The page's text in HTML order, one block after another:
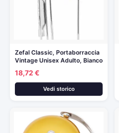
Zefal Classic, Portaborraccia
Vintage Unisex Adulto, Bianco
18,72 €
Vedi storico